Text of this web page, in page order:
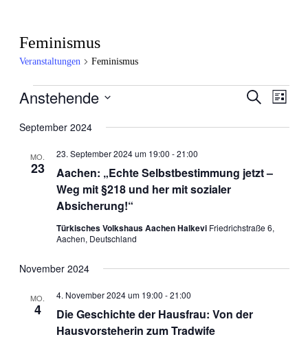
Feminismus
Veranstaltungen Feminismus
Veranstaltungen
und
Suche
Liste
Anstehende
wählen.
September 2024
MO.
23
Aachen: „Echte Selbstbestimmung jetzt –
Weg mit §218 und her mit sozialer
Absicherung!“
23. September 2024 um 19:00 -21:00
Türkisches Volkshaus Aachen Halkevi Friedrichstraße 6,
Aachen, Deutschland
November 2024
MO.
4
Die Geschichte der Hausfrau: Von der
Hausvorsteherin zum Tradwife
4. November 2024 um 19:00 -21:00